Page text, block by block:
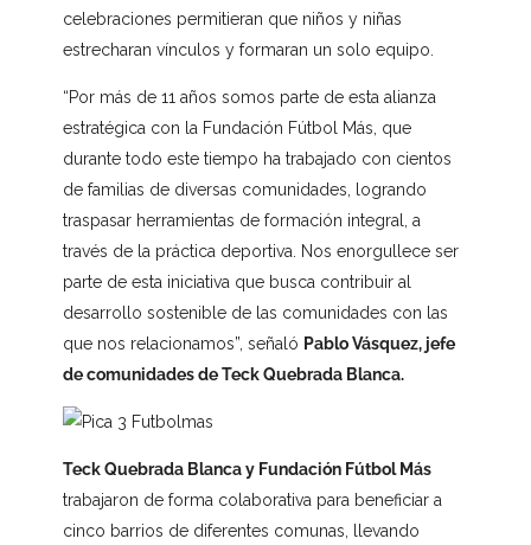
celebraciones permitieran que niños y niñas
estrecharan vínculos y formaran un solo equipo.
“Por más de 11 años somos parte de esta alianza
estratégica con la Fundación Fútbol Más, que
durante todo este tiempo ha trabajado con cientos
de familias de diversas comunidades, logrando
traspasar herramientas de formación integral, a
través de la práctica deportiva. Nos enorgullece ser
parte de esta iniciativa que busca contribuir al
desarrollo sostenible de las comunidades con las
que nos relacionamos”, señaló Pablo Vásquez, jefe
de comunidades de Teck Quebrada Blanca.
Teck Quebrada Blanca y Fundación Fútbol Más
trabajaron de forma colaborativa para beneficiar a
cinco barrios de diferentes comunas, llevando